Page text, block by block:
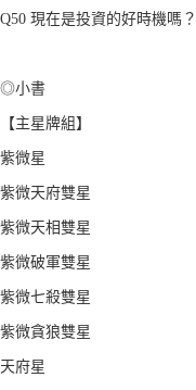
Q50 現在是投資的好時機嗎？
◎小書
【主星牌組】
紫微星
紫微天府雙星
紫微天相雙星
紫微破軍雙星
紫微七殺雙星
紫微貪狼雙星
天府星